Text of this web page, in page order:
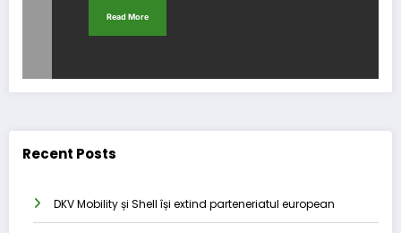
Read More
Recent Posts
DKV Mobility și Shell își extind parteneriatul european